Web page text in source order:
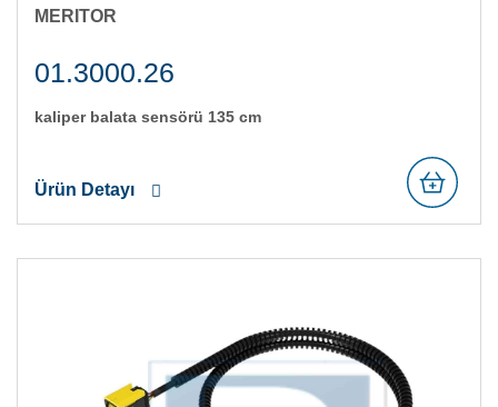
MERITOR
01.3000.26
kali̇per balata sensörü 135 cm
Ürün Detayı